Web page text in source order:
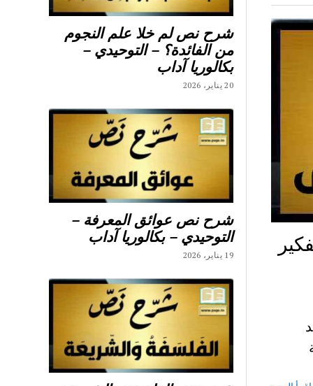
شرح نص لم خلا علم النجوم
من الفائدة؟ – التوحيدي –
بكالوريا آداب
20 يناير، 2026
شرح نص عوائق المعرفة –
التوحيدي – بكالوريا آداب
19 يناير، 2026